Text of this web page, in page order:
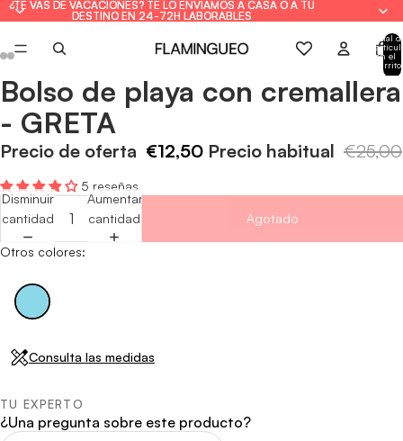
¿TE VAS DE VACACIONES? TE LO ENVIAMOS A CASA O A TU
DESTINO EN 24-72H LABORABLES
¿TE VAS DE VACACIONES? TE LO ENVIAMOS A CASA O A TU
DESTINO EN 24-72H LABORABLES
Total
en el
carrito:
Abrir
imagen
a
pantalla
Abrir
imagen
a
pantalla
Abrir
imagen
a
pantalla
Abrir
imagen
a
pantalla
Bolso de playa con cremallera
- GRETA
Precio de oferta €12,50 Precio habitual €25,00
5 reseñas
Disminuir
cantidad
Aumentar
cantidad
Agotado
Otros colores:
Consulta las medidas
TU EXPERTO
¿Una pregunta sobre este producto?